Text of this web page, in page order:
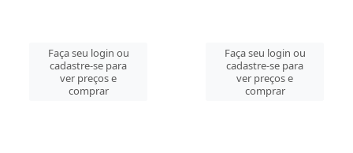
Faça seu login ou
cadastre-se para
ver preços e
comprar
Faça seu login ou
cadastre-se para
ver preços e
comprar